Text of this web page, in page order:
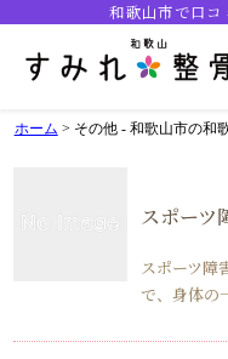
和歌山市で口
ホーム > その他 - 和歌山市の和
スポーツ
スポーツ障
で、身体の